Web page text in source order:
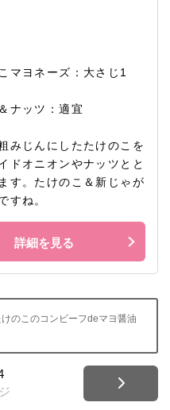
マヨネーズ：大さじ1
ナッツ：適宜
みじんにしたたけのこを
ドオニオンやナッツとと
す。たけのこ＆新じゃが
すね。
詳細を見る
のこのコンビーフdeマヨ醤油